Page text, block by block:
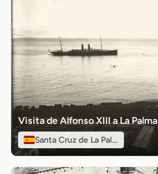
Visita de Alfonso XIII a La Palma
Santa Cruz de La Palma